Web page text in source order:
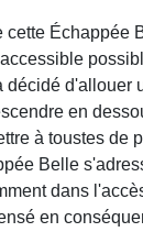
cette Échappée
décidé d'allouer
en
à toustes de
Belle
dans
en